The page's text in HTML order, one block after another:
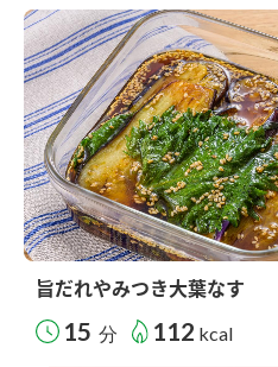
旨だれやみつき大葉なす
15 分 112 kcal